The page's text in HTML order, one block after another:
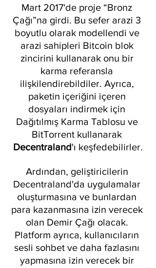
Mart 2017'de proje “Bronz
Çağı”na girdi. Bu sefer arazi 3
boyutlu olarak modellendi ve
arazi sahipleri Bitcoin blok
zincirini kullanarak onu bir
karma referansla
ilişkilendirebildiler. Ayrıca,
paketin içeriğini içeren
dosyaları indirmek için
Dağıtılmış Karma Tablosu ve
BitTorrent kullanarak
Decentraland'ı keşfedebilirler.
Ardından, geliştiricilerin
Decentraland'da uygulamalar
oluşturmasına ve bunlardan
para kazanmasına izin verecek
olan Demir Çağı olacak.
Platform ayrıca, kullanıcıların
sesli sohbet ve daha fazlasını
yapmasına izin verecek bir